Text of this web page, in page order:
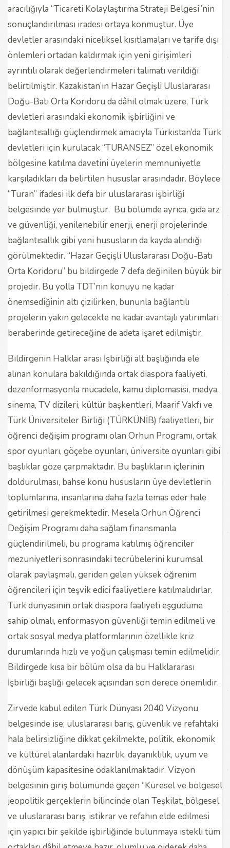
aracılığıyla “Ticareti Kolaylaştırma Strateji Belgesi”nin
sonuçlandırılması iradesi ortaya konmuştur. Üye
devletler arasındaki niceliksel kısıtlamaları ve tarife dışı
önlemleri ortadan kaldırmak için yeni girişimleri
ayrıntılı olarak değerlendirmeleri talimatı verildiği
belirtilmiştir. Kazakistan’ın Hazar Geçişli Uluslararası
Doğu-Batı Orta Koridoru da dâhil olmak üzere, Türk
devletleri arasındaki ekonomik işbirliğini ve
bağlantısallığı güçlendirmek amacıyla Türkistan’da Türk
devletleri için kurulacak “TURANSEZ” özel ekonomik
bölgesine katılma davetini üyelerin memnuniyetle
karşıladıkları da belirtilen hususlar arasındadır. Böylece
“Turan” ifadesi ilk defa bir uluslararası işbirliği
belgesinde yer bulmuştur. Bu bölümde ayrıca, gıda arz
ve güvenliği, yenilenebilir enerji, enerji projelerinde
bağlantısallık gibi yeni hususların da kayda alındığı
görülmektedir. “Hazar Geçişli Uluslararası Doğu-Batı
Orta Koridoru” bu bildirgede 7 defa değinilen büyük bir
projedir. Bu yolla TDT’nin konuyu ne kadar
önemsediğinin altı çizilirken, bununla bağlantılı
projelerin yakın gelecekte ne kadar avantajlı yatırımları
beraberinde getireceğine de adeta işaret edilmiştir.
Bildirgenin Halklar arası İşbirliği alt başlığında ele
alınan konulara bakıldığında ortak diaspora faaliyeti,
dezenformasyonla mücadele, kamu diplomasisi, medya,
sinema, TV dizileri, kültür başkentleri, Maarif Vakfı ve
Türk Üniversiteler Birliği (TÜRKÜNİB) faaliyetleri, bir
öğrenci değişim programı olan Orhun Programı, ortak
spor oyunları, göçebe oyunları, üniversite oyunları gibi
başlıklar göze çarpmaktadır. Bu başlıkların içlerinin
doldurulması, bahse konu hususların üye devletlerin
toplumlarına, insanlarına daha fazla temas eder hale
getirilmesi gerekmektedir. Mesela Orhun Öğrenci
Değişim Programı daha sağlam finansmanla
güçlendirilmeli, bu programa katılmış öğrenciler
mezuniyetleri sonrasındaki tecrübelerini kurumsal
olarak paylaşmalı, geriden gelen yüksek öğrenim
öğrencileri için teşvik edici faaliyetlere katılmalıdırlar.
Türk dünyasının ortak diaspora faaliyeti eşgüdüme
sahip olmalı, enformasyon güvenliği temin edilmeli ve
ortak sosyal medya platformlarının özellikle kriz
durumlarında hızlı ve yoğun çalışması temin edilmelidir.
Bildirgede kısa bir bölüm olsa da bu Halklararası
İşbirliği başlığı gelecek açısından son derece önemlidir.
Zirvede kabul edilen Türk Dünyası 2040 Vizyonu
belgesinde ise; uluslararası barış, güvenlik ve refahtaki
hala belirsizliğine dikkat çekilmekte, politik, ekonomik
ve kültürel alanlardaki hazırlık, dayanıklılık, uyum ve
dönüşüm kapasitesine odaklanılmaktadır. Vizyon
belgesinin giriş bölümünde geçen “Küresel ve bölgesel
jeopolitik gerçeklerin bilincinde olan Teşkilat, bölgesel
ve uluslararası barış, istikrar ve refahın elde edilmesi
için yapıcı bir şekilde işbirliğinde bulunmaya istekli tüm